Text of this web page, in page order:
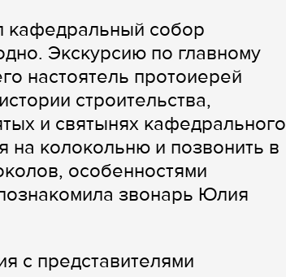
кафедральный собор
Экскурсию по главному
настоятель протоиерей
строительства,
и святынях кафедрального
на колокольню и позвонить в
особенностями
звонарь Юлия
с представителями